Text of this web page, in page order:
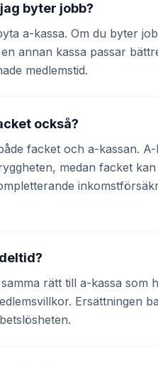
byter jobb?
a-kassa. Om du byter
annan kassa passar
medlemstid.
också?
facket och a-kassan.
medan facket
rätt till a-kassa som
Ersättningen